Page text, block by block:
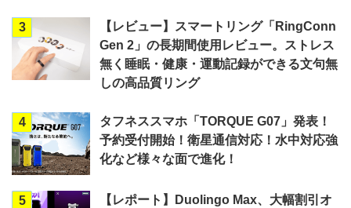
3
【レビュー】スマートリング「RingConn
Gen 2」の長期間使用レビュー。ストレス
無く睡眠・健康・運動記録ができる文句無
しの高品質リング
4
タフネススマホ「TORQUE G07」発表！
予約受付開始！衛星通信対応！水中対応強
化など様々な面で進化！
5
【レポート】Duolingo Max、大幅割引オ